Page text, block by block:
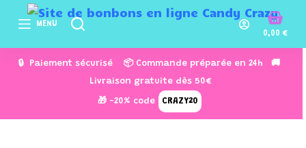
P
s
s
a
MENU
0,00€
🔒 Paiement sécurisé 📦 Commande préparée en 24h 🚚
Livraison gratuite dès 50€
🎁 -20% code CRAZY20